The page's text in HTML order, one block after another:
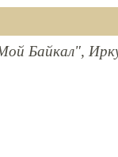
Байкал",